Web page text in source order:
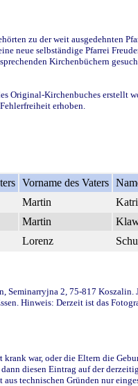
zu der weit ausgedehnten
neue selbständige Pfarrei
Kirchenbüchern
Original-Kirchenbuches erstellt
erhoben.
Vorname des Vaters
Martin
Martin
Lorenz
2, 75-817 Koszalin.
Hinweis: Derzeit ist das
war, oder die Eltern die
diesen Eintrag auf der
technischen Gründen nur